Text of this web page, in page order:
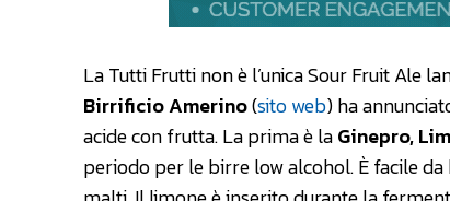
La Tutti Frutti non è l’unica Sour Fruit Ale
Birrificio Amerino(sito web) ha
acide con frutta. La prima è laGinepro,
periodo per le birre low alcohol. È facile